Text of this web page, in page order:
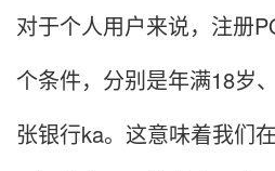
对于个人用户来说，注册
个条件，分别是年满18岁
张银行ka。这意味着我们